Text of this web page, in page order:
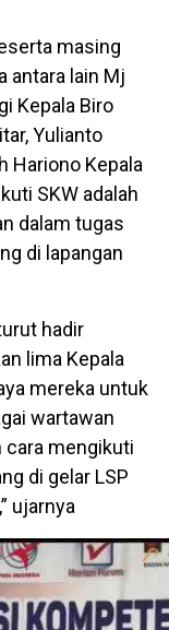
masing
antara lain Mj
Kepala Biro
Yulianto
Hariono Kepala
SKW adalah
dalam tugas
di lapangan
hadir
lima Kepala
mereka untuk
wartawan
cara mengikuti
di gelar LSP
ujarnya